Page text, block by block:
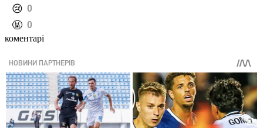
️😢 0
️🤬 0
коментарі